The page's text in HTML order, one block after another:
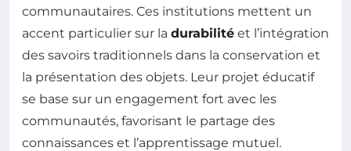
communautaires. Ces institutions mettent un
accent particulier sur la durabilité et l’intégration
des savoirs traditionnels dans la conservation et
la présentation des objets. Leur projet éducatif
se base sur un engagement fort avec les
communautés, favorisant le partage des
connaissances et l’apprentissage mutuel.